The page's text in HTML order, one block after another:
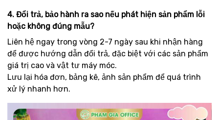
4. Đổi trả, bảo hành ra sao nếu phát hiện sản phẩm lỗi
hoặc không đúng mẫu?
Liên hệ ngay trong vòng 2-7 ngày sau khi nhận hàng
để được hướng dẫn đổi trả, đặc biệt với các sản phẩm
giá trị cao và vật tư máy móc.
Lưu lại hóa đơn, bảng kê, ảnh sản phẩm để quá trình
xử lý nhanh hơn.